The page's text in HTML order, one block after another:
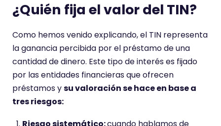
¿Quién fija el valor del TIN?
Como hemos venido explicando, el TIN representa
la ganancia percibida por el préstamo de una
cantidad de dinero. Este tipo de interés es fijado
por las entidades financieras que ofrecen
préstamos ysu valoración se hace en base a
tres riesgos: